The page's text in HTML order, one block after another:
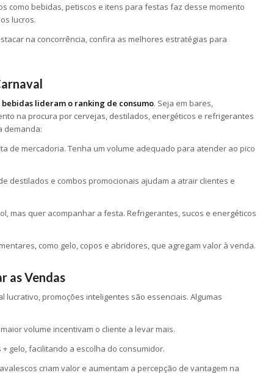
como bebidas, petiscos e itens para festas faz desse momento
lucros.
na concorrência, confira as melhores estratégias para
bebidas lideram o ranking de consumo. Seja em bares,
na procura por cervejas, destilados, energéticos e refrigerantes
demanda:
de mercadoria. Tenha um volume adequado para atender ao pico
destilados e combos promocionais ajudam a atrair clientes e
mas quer acompanhar a festa. Refrigerantes, sucos e energéticos
como gelo, copos e abridores, que agregam valor à venda.
as Vendas
lucrativo, promoções inteligentes são essenciais. Algumas
volume incentivam o cliente a levar mais.
gelo, facilitando a escolha do consumidor.
criam valor e aumentam a percepção de vantagem na